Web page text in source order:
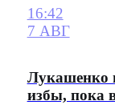
16:42
7 АВГ
Лукашенко
избы, пока